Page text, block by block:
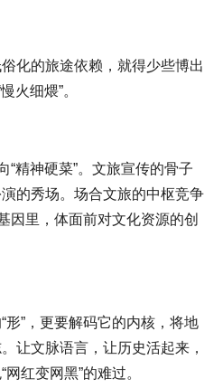
化的旅途依赖，就得少些博出
火细煨”。
“精神硬菜”。文旅宣传的骨子
的秀场。场合文旅的中枢竞争
因里，体面前对文化资源的创
”，更要解码它的内核，将地
让文脉语言，让历史活起来，
红变网黑”的难过。